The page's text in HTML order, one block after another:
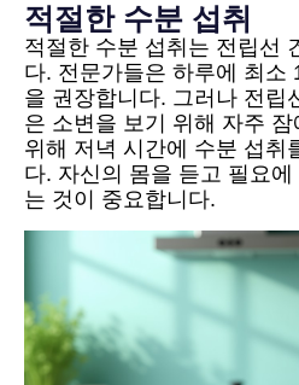
적절한 수분 섭취
적절한 수분 섭취는 전립선
다. 전문가들은 하루에 최소
을 권장합니다. 그러나 전립
은 소변을 보기 위해 자주 잠
위해 저녁 시간에 수분 섭취
다. 자신의 몸을 듣고 필요
는 것이 중요합니다.